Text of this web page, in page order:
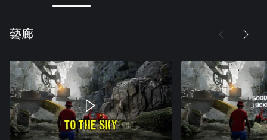
藝廊